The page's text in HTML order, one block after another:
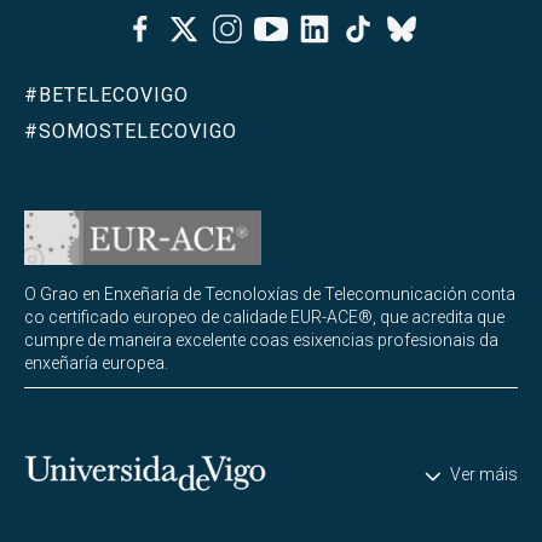
FacebookTwitterInstagramYoutubeLinkedinTiktok
Bluesky
#BETELECOVIGO
#SOMOSTELECOVIGO
O Grao en Enxeñaría de Tecnoloxías de Telecomunicación conta
co certificado europeo de calidade EUR-ACE®, que acredita que
cumpre de maneira excelente coas esixencias profesionais da
enxeñaría europea.
Universidade de Vigo Ver máis